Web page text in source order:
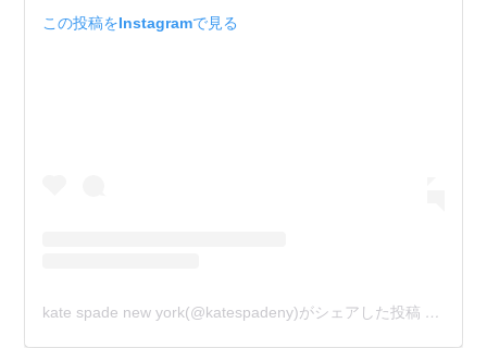
この投稿をInstagramで見る
kate spade new york(@katespadeny)がシェアした投稿